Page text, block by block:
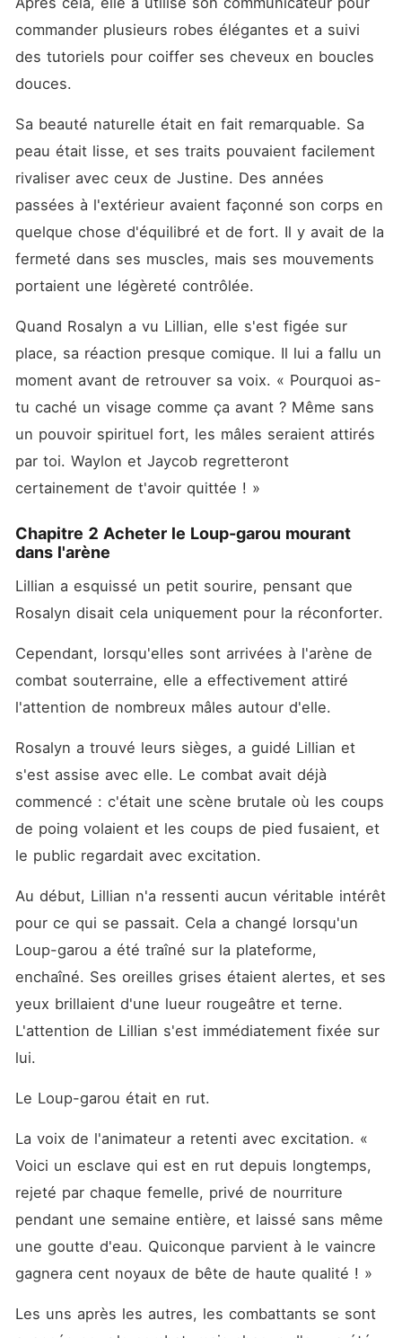
commander plusieurs robes élégantes et a suivi
des tutoriels pour coiffer ses cheveux en boucles
douces.
Sa beauté naturelle était en fait remarquable. Sa
peau était lisse, et ses traits pouvaient facilement
rivaliser avec ceux de Justine. Des années
passées à l'extérieur avaient façonné son corps en
quelque chose d'équilibré et de fort. Il y avait de la
fermeté dans ses muscles, mais ses mouvements
portaient une légèreté contrôlée.
Quand Rosalyn a vu Lillian, elle s'est figée sur
place, sa réaction presque comique. Il lui a fallu un
moment avant de retrouver sa voix. « Pourquoi as-
tu caché un visage comme ça avant ? Même sans
un pouvoir spirituel fort, les mâles seraient attirés
par toi. Waylon et Jaycob regretteront
certainement de t'avoir quittée ! »
Chapitre 2 Acheter le Loup-garou mourant
dans l'arène
Lillian a esquissé un petit sourire, pensant que
Cependant, lorsqu'elles sont arrivées à l'arène de
combat souterraine, elle a effectivement attiré
l'attention de nombreux mâles autour d'elle.
Rosalyn a trouvé leurs sièges, a guidé Lillian et
s'est assise avec elle. Le combat avait déjà
commencé : c'était une scène brutale où les coups
de poing volaient et les coups de pied fusaient, et
le public regardait avec excitation.
Au début, Lillian n'a ressenti aucun véritable intérêt
pour ce qui se passait. Cela a changé lorsqu'un
Loup-garou a été traîné sur la plateforme,
enchaîné. Ses oreilles grises étaient alertes, et ses
yeux brillaient d'une lueur rougeâtre et terne.
L'attention de Lillian s'est immédiatement fixée sur
lui.
Le Loup-garou était en rut.
La voix de l'animateur a retenti avec excitation. «
Voici un esclave qui est en rut depuis longtemps,
rejeté par chaque femelle, privé de nourriture
pendant une semaine entière, et laissé sans même
une goutte d'eau. Quiconque parvient à le vaincre
gagnera cent noyaux de bête de haute qualité ! »
Les uns après les autres, les combattants se sont